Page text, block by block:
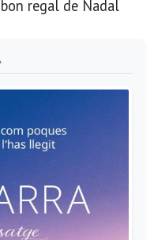
regal de Nadal